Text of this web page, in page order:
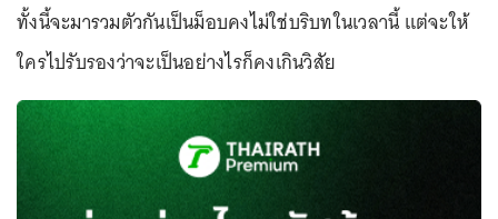
ทั้งนี้จะมารวมตัวกันเป็นม็อบคงไม่ใช่บริบทในเวลานี้ แต่จะให้
ใครไปรับรองว่าจะเป็นอย่างไรก็คงเกินวิสัย